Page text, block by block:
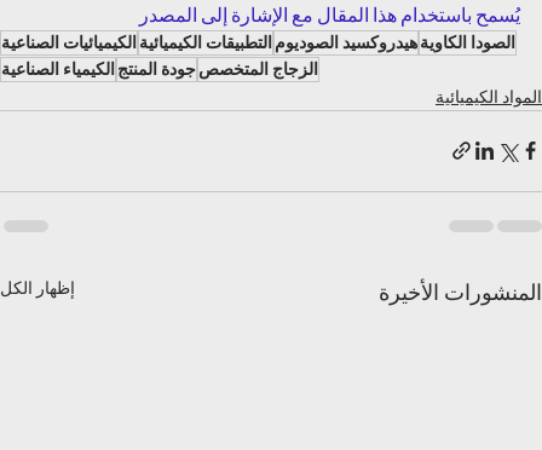
يُسمح باستخدام هذا المقال مع الإشارة إلى المصدر
الصودا الكاويةهيدروكسيد الصوديوم التطبيقات الكيميائية الكيميائيات الصناعية
الزجاج المتخصصجودة المنتج الكيمياء الصناعية
المواد الكيميائية
المنشورات الأخيرة إظهار الكل